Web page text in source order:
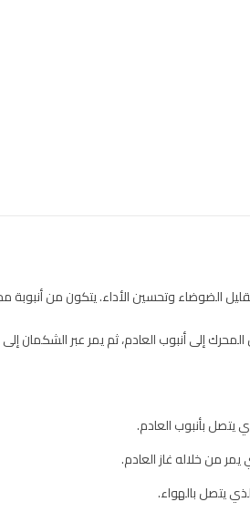
الضوضاء وتحسين الأداء. يتكون من أنبوبة
إلى أنبوب العادم، ثم يمر عبر الشكمان
يتصل بأنبوب العادم.
من خلاله غاز العادم.
يتصل بالهواء.